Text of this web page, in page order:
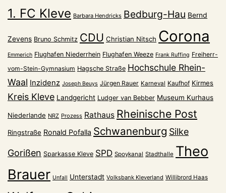
1. FC Kleve Barbara Hendricks Bedburg-Hau Bernd
Zevens Bruno Schmitz CDU Christian Nitsch Corona
Emmerich Flughafen Niederrhein Flughafen Weeze Frank Ruffing Freiherr-
vom-Stein-Gymnasium Hagsche Straße Hochschule Rhein-
Waal Inzidenz Joseph Beuys Jürgen Rauer Karneval Kaufhof Kirmes
Kreis Kleve Landgericht Ludger van Bebber Museum Kurhaus
Niederlande NRZ Prozess Rathaus Rheinische Post
Ringstraße Ronald Pofalla Schwanenburg Silke
Gorißen Sparkasse Kleve SPD Spoykanal Stadthalle Theo
Brauer Unfall Unterstadt Volksbank Kleverland Willibrord Haas